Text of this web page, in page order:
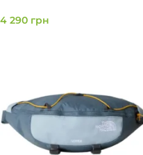
4 290 грн